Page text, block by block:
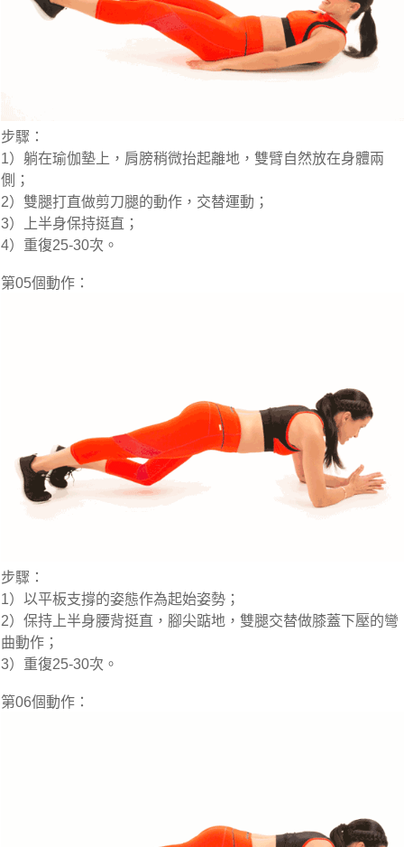
步驟：
1）躺在瑜伽墊上，肩膀稍微抬起離地，雙臂自然放在身體兩
側；
2）雙腿打直做剪刀腿的動作，交替運動；
3）上半身保持挺直；
4）重復25-30次。
第05個動作：
步驟：
1）以平板支撐的姿態作為起始姿勢；
2）保持上半身腰背挺直，腳尖踮地，雙腿交替做膝蓋下壓的彎
曲動作；
3）重復25-30次。
第06個動作：